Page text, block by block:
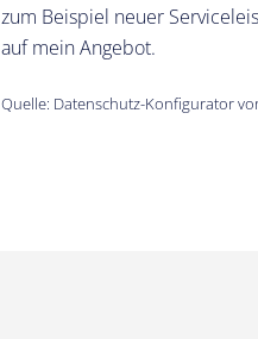
zum Beispiel neuer
auf mein Angebot.
Quelle: Datenschutz-Konfigurator